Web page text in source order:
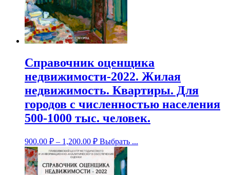
Справочник оценщика
недвижимости-2022. Жилая
недвижимость. Квартиры. Для
городов с численностью населения
500-1000 тыс. человек.
900.00 ₽ – 1,200.00 ₽ Выбрать ...